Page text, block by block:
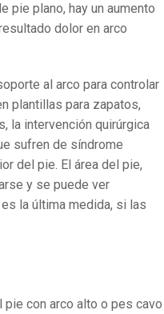
pie plano, hay un aumento
dolor en arco
al arco para controlar
plantillas para zapatos,
la intervención quirúrgica
sufren de síndrome
del pie. El área del pie,
y se puede ver
la última medida, si las
con arco alto o pes cavo